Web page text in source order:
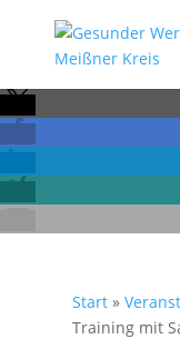
Start »
Training mit